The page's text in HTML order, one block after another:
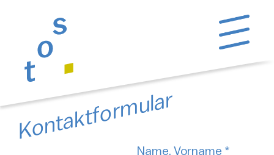
Kontaktformular
Name, Vorname *